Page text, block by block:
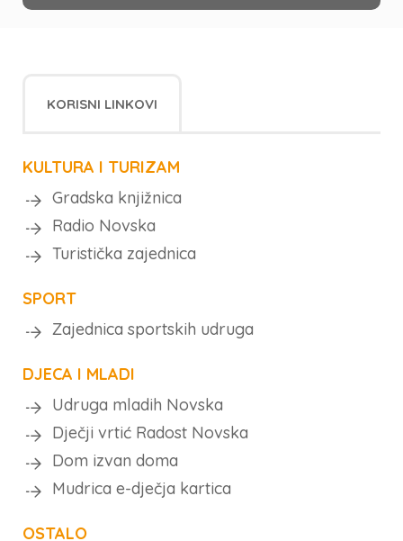
KORISNI LINKOVI
KULTURA I TURIZAM
Gradska knjižnica
Radio Novska
Turistička zajednica
SPORT
Zajednica sportskih udruga
DJECA I MLADI
Udruga mladih Novska
Dječji vrtić Radost Novska
Dom izvan doma
Mudrica e-dječja kartica
OSTALO